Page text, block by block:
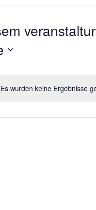
H
Es wurden keine Ergebnisse